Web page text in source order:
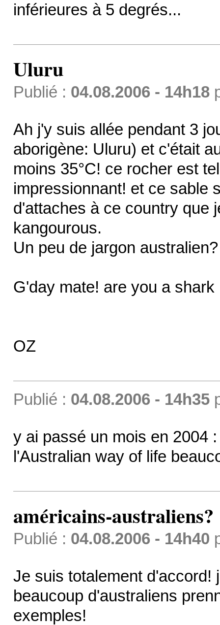
inférieures à 5 degrés...
Uluru
Publié : 04.08.2006 - 14h18
Ah j'y suis allée pendant 3
aborigène: Uluru) et c'était
moins 35°C! ce rocher est
impressionnant! et ce sable
d'attaches à ce country que
kangourous.
Un peu de jargon australien?
G'day mate! are you a
OZ
Publié : 04.08.2006 - 14h35
y ai passé un mois en 2004
l'Australian way of life
américains-australiens?
Publié : 04.08.2006 - 14h40
Je suis totalement d'accord!
beaucoup d'australiens
exemples!